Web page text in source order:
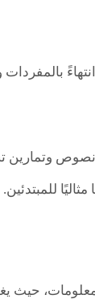
نصوص
للمبتدئين.
حيث